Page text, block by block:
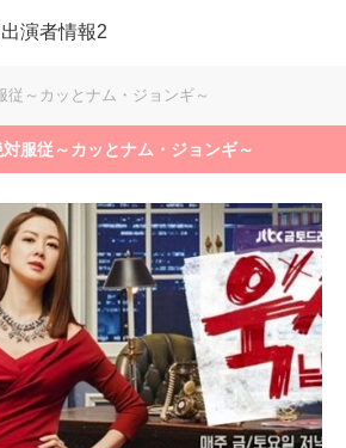
演者情報2
従～カッとナム・ジョンギ～
服従～カッとナム・ジョンギ～